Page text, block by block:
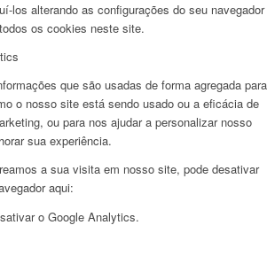
los alterando as configurações do seu navegador
os cookies neste site.
que são usadas de forma agregada para
o nosso site está sendo usado ou a eficácia de
ou para nos ajudar a personalizar nosso
sua experiência.
a sua visita em nosso site, pode desativar
aqui:
o Google Analytics.